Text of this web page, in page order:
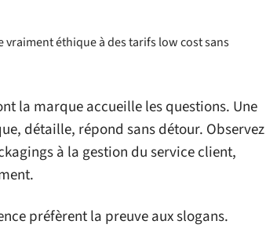
éthique à des tarifs low cost sans
la marque accueille les questions. Une
détaille, répond sans détour. Observez
à la gestion du service client,
préfèrent la preuve aux slogans.